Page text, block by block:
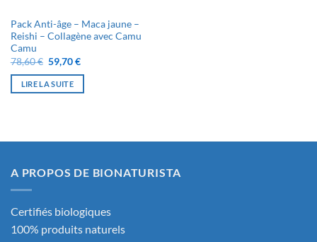
Pack Anti-âge – Maca jaune –
Reishi – Collagène avec Camu
Camu
78,60€ Le
prix
initial
était :
59,70€Le
actuel
LIRE LA SUITE
A PROPOS DE BIONATURISTA
Certifiés biologiques
100% produits naturels